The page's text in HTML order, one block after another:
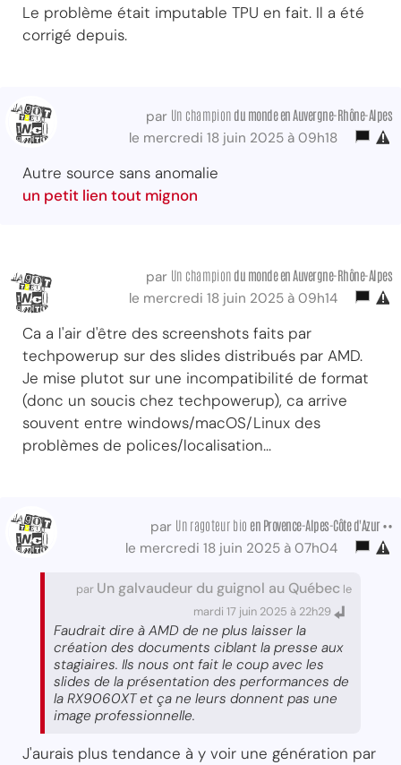
Le problème était imputable TPU en fait. Il a été
corrigé depuis.
par Un champion du mondeen Auvergne-Rhône-Alpes
le mercredi 18 juin 2025 à 09h18
Autre source sans anomalie
un petit lien tout mignon
par Un champion du mondeen Auvergne-Rhône-Alpes
le mercredi 18 juin 2025 à 09h14
Ca a l'air d'être des screenshots faits par
techpowerup sur des slides distribués par AMD.
Je mise plutot sur une incompatibilité de format
(donc un soucis chez techpowerup), ca arrive
souvent entre windows/macOS/Linux des
problèmes de polices/localisation...
par Un ragoteur bio en Provence-Alpes-Côte d'Azur ••
le mercredi 18 juin 2025 à 07h04
par Un galvaudeur du guignol au Québec le
mardi 17 juin 2025 à 22h29
Faudrait dire à AMD de ne plus laisser la
création des documents ciblant la presse aux
stagiaires. Ils nous ont fait le coup avec les
slides de la présentation des performances de
la RX9060XT et ça ne leurs donnent pas une
image professionnelle.
J'aurais plus tendance à y voir une génération par